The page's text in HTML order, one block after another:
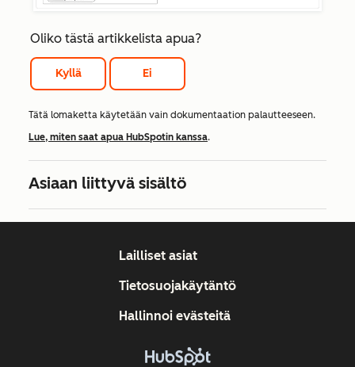
Oliko tästä artikkelista apua?
Kyllä Ei
Tätä lomaketta käytetään vain dokumentaation palautteeseen.
Lue, miten saat apua HubSpotin kanssa.
Asiaan liittyvä sisältö
Lailliset asiat
Tietosuojakäytäntö
Hallinnoi evästeitä